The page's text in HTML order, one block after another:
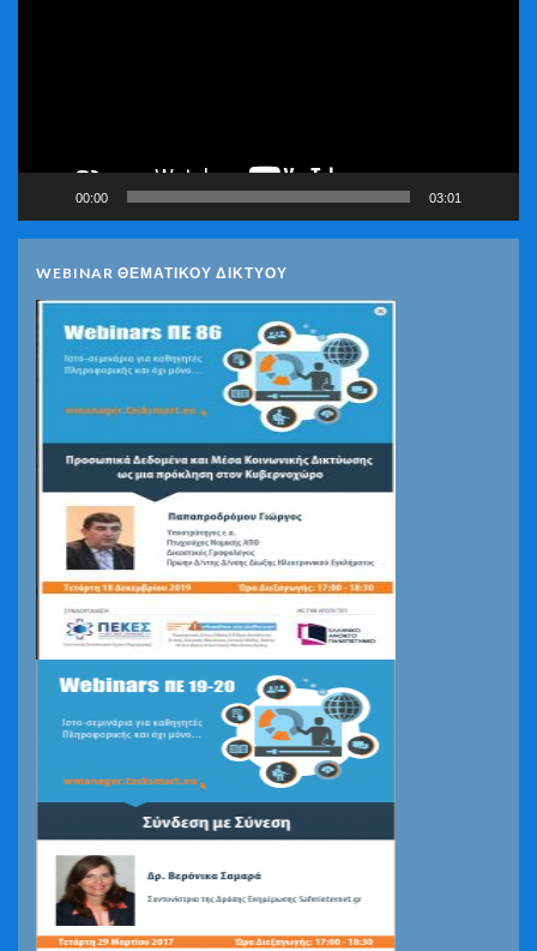
00:00 03:01
WEBINAR ΘΕΜΑΤΙΚΟΥ ΔΙΚΤΥΟΥ